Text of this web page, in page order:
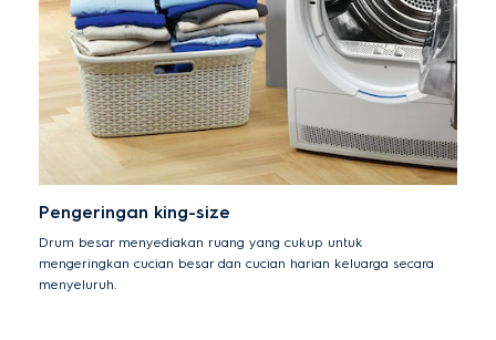
Pengeringan king-size
Drum besar menyediakan ruang yang cukup untuk
mengeringkan cucian besar dan cucian harian keluarga secara
menyeluruh.